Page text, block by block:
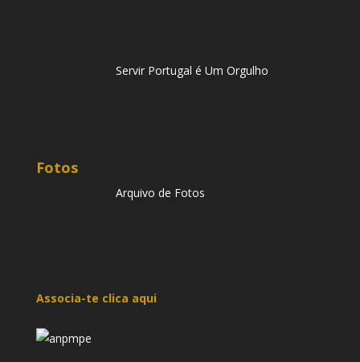
Servir Portugal é Um Orgulho
Fotos
Arquivo de Fotos
Associa-te clica aqui